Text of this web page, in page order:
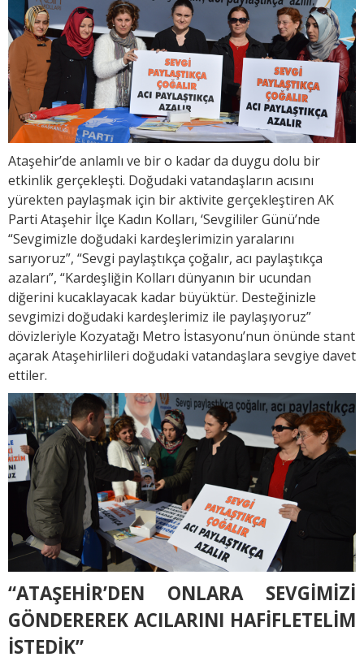
Ataşehir’de anlamlı ve bir o kadar da duygu dolu bir
etkinlik gerçekleşti. Doğudaki vatandaşların acısını
yürekten paylaşmak için bir aktivite gerçekleştiren AK
Parti Ataşehir İlçe Kadın Kolları, ‘Sevgililer Günü’nde
“Sevgimizle doğudaki kardeşlerimizin yaralarını
sarıyoruz”, “Sevgi paylaştıkça çoğalır, acı paylaştıkça
azaları”, “Kardeşliğin Kolları dünyanın bir ucundan
diğerini kucaklayacak kadar büyüktür. Desteğinizle
sevgimizi doğudaki kardeşlerimiz ile paylaşıyoruz”
dövizleriyle Kozyatağı Metro İstasyonu’nun önünde stant
açarak Ataşehirlileri doğudaki vatandaşlara sevgiye davet
ettiler.
“ATAŞEHİR’DEN ONLARA SEVGİMİZİ
GÖNDEREREK ACILARINI HAFİFLETELİM
İSTEDİK”